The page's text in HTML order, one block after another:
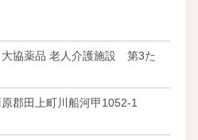
協薬品 老人介護施設 第3た
郡田上町川船河甲1052-1